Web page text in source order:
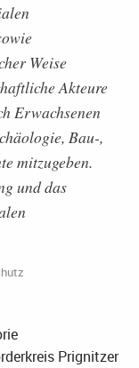
Weise
Akteure
Erwachsenen
Bau-,
mitzugeben.
und das
Prignitzer